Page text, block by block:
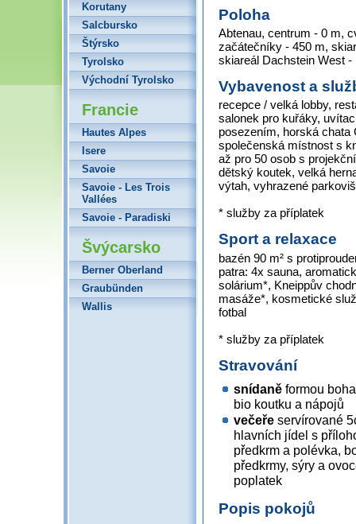
Poloha
Abtenau, centrum - 0 m,
začátečníky - 450 m,
skiareál Dachstein West
Vybavenost a
recepce / velká lobby,
salonek pro kuřáky,
posezením, horská chata
společenská místnost s
až pro 50 osob s
dětský koutek, velká
výtah, vyhrazené
* služby za příplatek
Sport a relaxace
bazén 90 m² s
patra: 4x sauna,
solárium*, Kneippův
masáže*, kosmetické
fotbal
* služby za příplatek
Stravování
snídaně formou
bio koutku a nápojů
večeře servírované
hlavních jídel s
předkrm a polévka,
předkrmy, sýry a
poplatek
Popis pokojů
Korutany
Salcbursko
Štýrsko
Tyrolsko
Východní Tyrolsko
Francie
Hautes Alpes
Isere
Savoie
Savoie - Les Trois
Vallées
Savoie - Paradiski
Švýcarsko
Berner Oberland
Graubünden
Wallis